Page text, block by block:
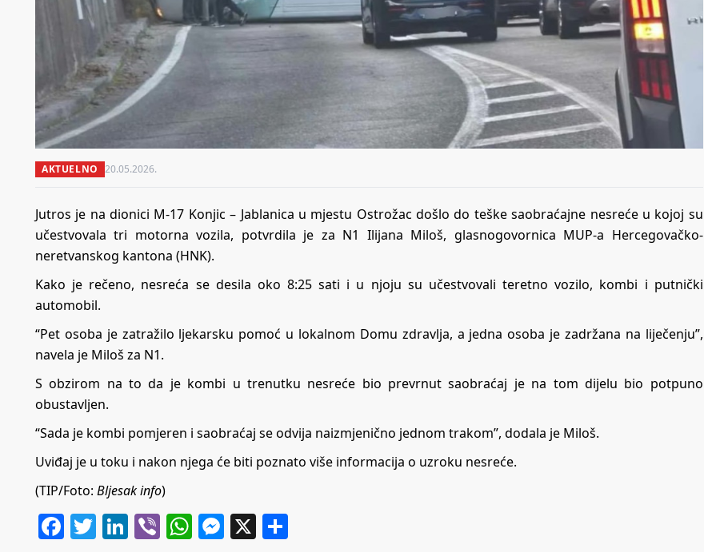
AKTUELNO 20.05.2026.
Jutros je na dionici M-17 Konjic – Jablanica u mjestu Ostrožac došlo do teške saobraćajne nesreće u kojoj su
učestvovala tri motorna vozila, potvrdila je za N1 Ilijana Miloš, glasnogovornica MUP-a Hercegovačko-
neretvanskog kantona (HNK).
Kako je rečeno, nesreća se desila oko 8:25 sati i u njoju su učestvovali teretno vozilo, kombi i putnički
automobil.
“Pet osoba je zatražilo ljekarsku pomoć u lokalnom Domu zdravlja, a jedna osoba je zadržana na liječenju”,
navela je Miloš za N1.
S obzirom na to da je kombi u trenutku nesreće bio prevrnut saobraćaj je na tom dijelu bio potpuno
obustavljen.
“Sada je kombi pomjeren i saobraćaj se odvija naizmjenično jednom trakom”, dodala je Miloš.
Uviđaj je u toku i nakon njega će biti poznato više informacija o uzroku nesreće.
(TIP/Foto: Bljesak info)
Facebook
Twitter
LinkedIn
ViberWhatsApp
Messenger
X